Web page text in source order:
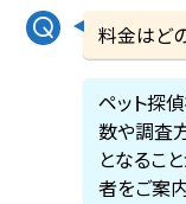
料金はど
ペット探
数や調査
となるこ
者をご案